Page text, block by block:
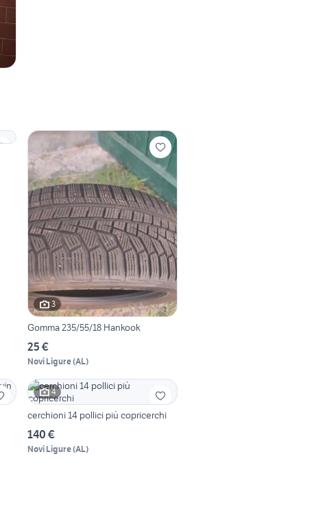
3
Gomma 235/55/18 Hankook
25 €
Novi Ligure(AL)
4
cerchioni 14 pollici più copricerchi
140 €
Novi Ligure(AL)